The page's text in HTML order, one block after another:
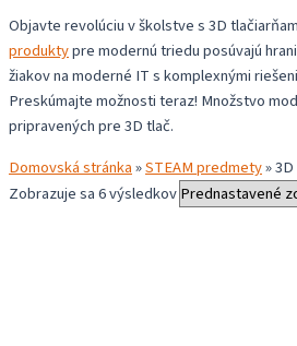
Objavte revolúciu v školstve s 3D
produktypre modernú triedu posúvajú
žiakov na moderné IT s komplexnými
Preskúmajte možnosti teraz! Množstvo
pripravených pre 3D tlač.
Domovská stránka»STEAM predmety»
Zobrazuje sa 6 výsledkov